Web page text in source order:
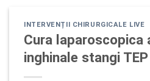
INTERVENȚII CHIRURGICALE LIVE
Cura laparoscopica
inghinale stangi